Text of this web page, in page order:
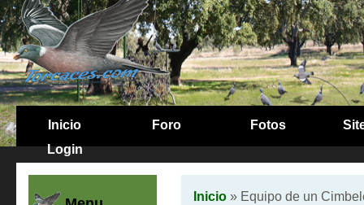
Inicio Foro Fotos
Login
Inicio» Equipo de un